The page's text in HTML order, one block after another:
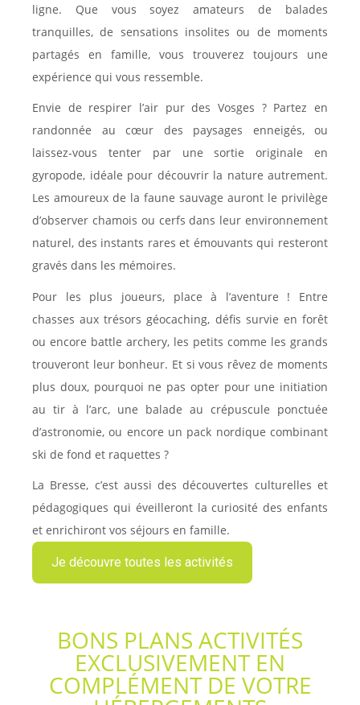
ligne. Que vous soyez amateurs de balades
tranquilles, de sensations insolites ou de moments
partagés en famille, vous trouverez toujours une
expérience qui vous ressemble.
Envie de respirer l’air pur des Vosges ? Partez en
randonnée au cœur des paysages enneigés, ou
laissez-vous tenter par une sortie originale en
gyropode, idéale pour découvrir la nature autrement.
Les amoureux de la faune sauvage auront le privilège
d’observer chamois ou cerfs dans leur environnement
naturel, des instants rares et émouvants qui resteront
gravés dans les mémoires.
Pour les plus joueurs, place à l’aventure ! Entre
chasses aux trésors géocaching, défis survie en forêt
ou encore battle archery, les petits comme les grands
trouveront leur bonheur. Et si vous rêvez de moments
plus doux, pourquoi ne pas opter pour une initiation
au tir à l’arc, une balade au crépuscule ponctuée
d’astronomie, ou encore un pack nordique combinant
ski de fond et raquettes ?
La Bresse, c’est aussi des découvertes culturelles et
pédagogiques qui éveilleront la curiosité des enfants
et enrichiront vos séjours en famille.
Je découvre toutes les activités
BONS PLANS ACTIVITÉS
EXCLUSIVEMENT EN
COMPLÉMENT DE VOTRE